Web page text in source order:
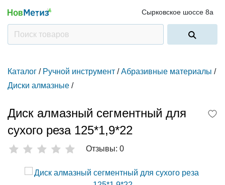
Сырковское шоссе 8а
Каталог / Ручной инструмент / Абразивные материалы /
Диски алмазные /
Диск алмазный сегментный для
сухого реза 125*1,9*22
Отзывы: 0